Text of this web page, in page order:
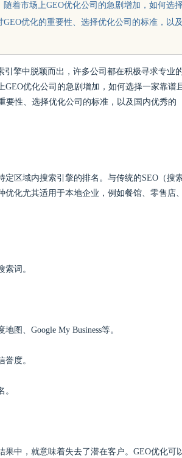
着市场上GEO优化公司的急剧增加，如何选
优化的重要性、选择优化公司的标准，以
擎中脱颖而出，许多公司都在积极寻求专业
优化公司的急剧增加，如何选择一家靠谱
要性、选择优化公司的标准，以及国内优秀的
区域内搜索引擎的排名。与传统的SEO（搜
优化尤其适用于本地企业，例如餐馆、零售店
词。
图、Google My Business等。
度。
中，就意味着失去了潜在客户。GEO优化可